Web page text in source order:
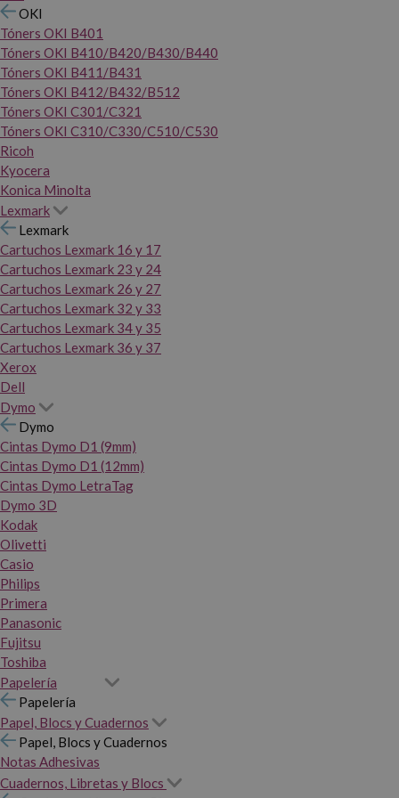
OKI
Tóners OKI B401
Tóners OKI B410/B420/B430/B440
Tóners OKI B411/B431
Tóners OKI B412/B432/B512
Tóners OKI C301/C321
Tóners OKI C310/C330/C510/C530
Ricoh
Kyocera
Konica Minolta
Lexmark
Lexmark
Cartuchos Lexmark 16 y 17
Cartuchos Lexmark 23 y 24
Cartuchos Lexmark 26 y 27
Cartuchos Lexmark 32 y 33
Cartuchos Lexmark 34 y 35
Cartuchos Lexmark 36 y 37
Xerox
Dell
Dymo
Dymo
Cintas Dymo D1 (9mm)
Cintas Dymo D1 (12mm)
Cintas Dymo LetraTag
Dymo 3D
Kodak
Olivetti
Casio
Philips
Primera
Panasonic
Fujitsu
Toshiba
Papelería
Papelería
Papel, Blocs y Cuadernos
Papel, Blocs y Cuadernos
Notas Adhesivas
Cuadernos, Libretas y Blocs